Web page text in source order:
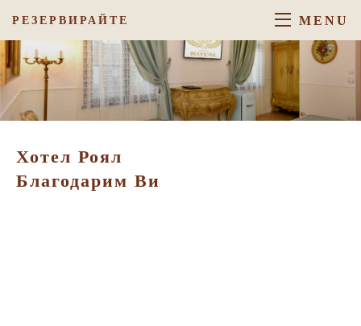
РЕЗЕРВИРАЙТЕ MENU
Хотел Роял
Благодарим Ви